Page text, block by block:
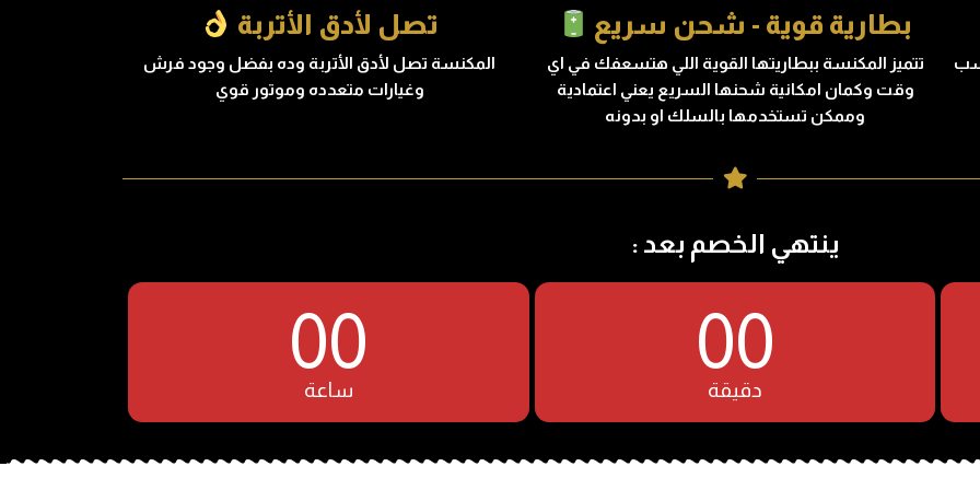
بطارية قوية - شحن سريع
تتميز المكنسة ببطاريتها القوية اللي هتسعفك في اي
وقت وكمان امكانية شحنها السريع يعني اعتمادية
وممكن تستخدمها بالسلك او بدونه
تصل لأدق الأتربة
المكنسة تصل لأدق الأتربة وده بفضل وجود فرش
وغيارات متعدده وموتور قوي
ينتهي الخصم بعد :
00
ساعة
00
دقيقة